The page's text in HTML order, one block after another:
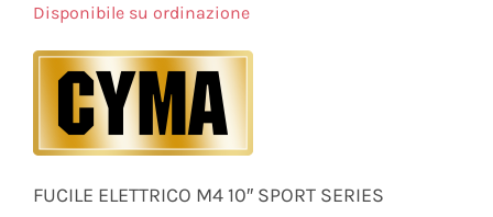
Disponibile su ordinazione
FUCILE ELETTRICO M4 10″ SPORT SERIES